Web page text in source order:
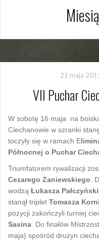
21 maja
VII Puchar
W sobotę 16 maja na
Ciechanowie w szranki
toczyły się w ramach E
Północnej o Puchar
Triumfatorem rywalizacji
Cezarego Zaniewskiego .
wodzą Łukasza
stanął triplet Tomasza
pozycji zakończyli turniej
Sasina . Do finałów
maja) spośród drużyn